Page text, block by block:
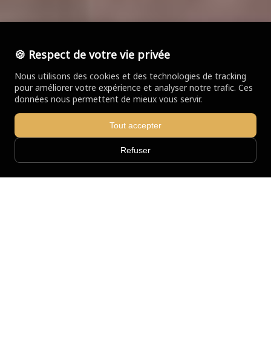
🍪 Respect de votre vie privée
Nous utilisons des cookies et des technologies de tracking
pour améliorer votre expérience et analyser notre trafic. Ces
données nous permettent de mieux vous servir.
Tout accepter
Refuser